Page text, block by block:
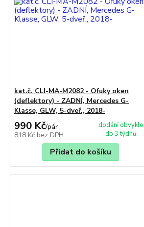
kat.č. CLI-MA-M2082 - Ofuky oken
(deflektory) - ZADNÍ, Mercedes G-
Klasse, GLW, 5-dveř., 2018-
990 Kč/pár
818 Kč bez DPH
dodání obvykle
do 3 týdnů
Přidat do košíku